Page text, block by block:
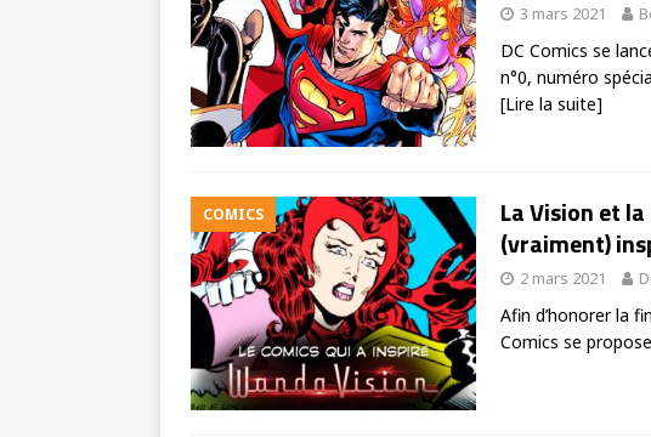
3 mars 2021
DC Comics se
n°0, numéro
[Lire la suite]
COMICS
La Vision et la
(vraiment)
2 mars 2021
Afin d’honorer la
Comics se